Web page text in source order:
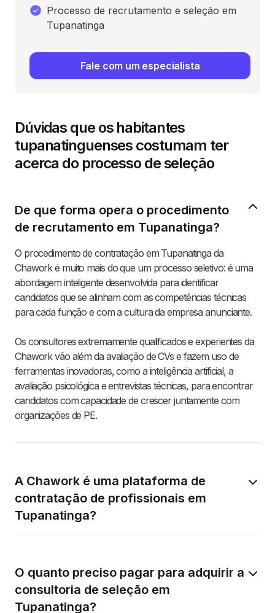
Dúvidas que os habitantes
tupanatinguenses costumam ter
acerca do processo de seleção
De que forma opera o procedimento
de recrutamento em Tupanatinga?
O procedimento de contratação em Tupanatinga da
Chawork é muito mais do que um processo seletivo: é uma
abordagem inteligente desenvolvida para identificar
candidatos que se alinham com as competências técnicas
para cada função e com a cultura da empresa anunciante.
Os consultores extremamente qualificados e experientes da
Chawork vão além da avaliação de CVs e fazem uso de
ferramentas inovadoras, como a inteligência artificial, a
avaliação psicológica e entrevistas técnicas, para encontrar
candidatos com capacidade de crescer juntamente com
organizações de PE.
A Chawork é uma plataforma de
contratação de profissionais em
Tupanatinga?
O quanto preciso pagar para adquirir a
consultoria de seleção em
Tupanatinga?
Processo de recrutamento e seleção em
Tupanatinga
Fale com um especialista